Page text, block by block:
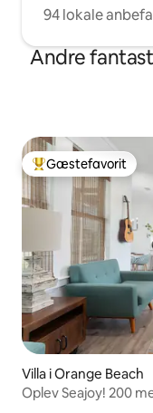
94 lokale
Andre
Bedste gæstefavorit
Gæstefavorit
Villa i Orange Beach
Oplev